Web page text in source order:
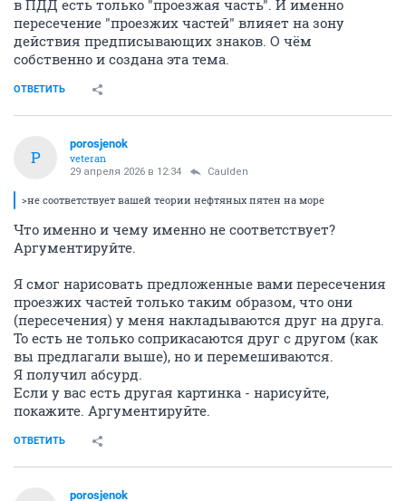
в ПДД есть только "проезжая часть". И именно
пересечение "проезжих частей" влияет на зону
действия предписывающих знаков. О чём
собственно и создана эта тема.
ОТВЕТИТЬ
P
porosjenok
veteran
29 апреля 2026 в 12:34 Caulden
>не соответствует вашей теории нефтяных пятен на море
Что именно и чему именно не соответствует?
Аргументируйте.
Я смог нарисовать предложенные вами пересечения
проезжих частей только таким образом, что они
(пересечения) у меня накладываются друг на друга.
То есть не только соприкасаются друг с другом (как
вы предлагали выше), но и перемешиваются.
Я получил абсурд.
Если у вас есть другая картинка - нарисуйте,
покажите. Аргументируйте.
ОТВЕТИТЬ
porosjenok